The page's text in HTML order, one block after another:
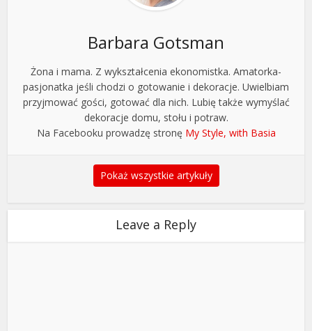
Barbara Gotsman
Żona i mama. Z wykształcenia ekonomistka. Amatorka-
pasjonatka jeśli chodzi o gotowanie i dekoracje. Uwielbiam
przyjmować gości, gotować dla nich. Lubię także wymyślać
dekoracje domu, stołu i potraw.
Na Facebooku prowadzę stronę My Style, with Basia
Pokaż wszystkie artykuły
Leave a Reply